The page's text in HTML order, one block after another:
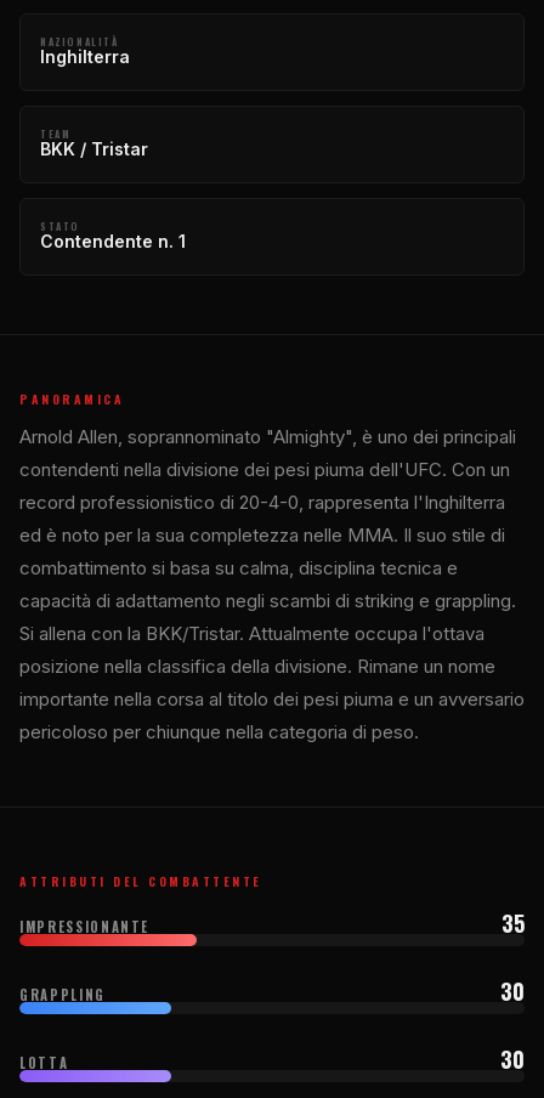
NAZIONALITÀ
Inghilterra
TEAM
BKK / Tristar
STATO
Contendente n. 1
PANORAMICA
Arnold Allen, soprannominato "Almighty", è uno dei principali
contendenti nella divisione dei pesi piuma dell'UFC. Con un
record professionistico di 20-4-0, rappresenta l'Inghilterra
ed è noto per la sua completezza nelle MMA. Il suo stile di
combattimento si basa su calma, disciplina tecnica e
capacità di adattamento negli scambi di striking e grappling.
Si allena con la BKK/Tristar. Attualmente occupa l'ottava
posizione nella classifica della divisione. Rimane un nome
importante nella corsa al titolo dei pesi piuma e un avversario
pericoloso per chiunque nella categoria di peso.
ATTRIBUTI DEL COMBATTENTE
IMPRESSIONANTE 35
GRAPPLING 30
LOTTA 30